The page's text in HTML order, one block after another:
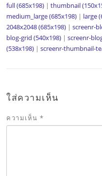
full (685x198) |thumbnail
medium_large (685x198) | large
2048x2048 (685x198) |screenr-
blog-grid (540x198) |screenr-
(538x198) |screenr-thumbnail-
ใส่ความเห็น
ความเห็น*